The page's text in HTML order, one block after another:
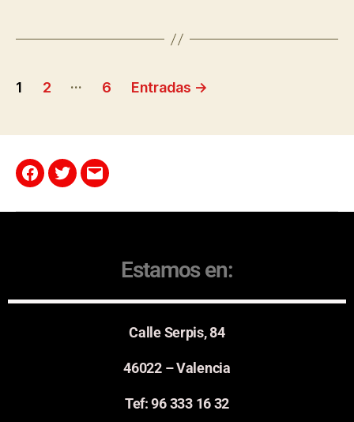
1 2 … 6 Entradas →
Estamos en:
Calle Serpis, 84
46022 – Valencia
Tef: 96 333 16 32